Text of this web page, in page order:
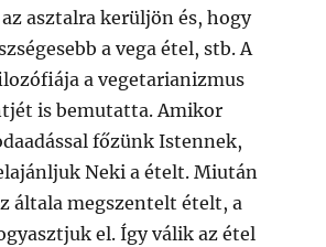
asztalra kerüljön és, hogy
a vega étel, stb. A
a vegetarianizmus
is bemutatta. Amikor
főzünk Istennek,
Neki a ételt. Miután
általa megszentelt ételt, a
el. Így válik az étel